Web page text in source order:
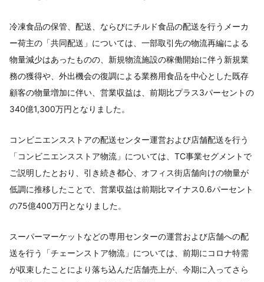
冷凍食品の保管、配送、ならびにチルド食品の配送を行うメーカ
ー荷主の「共同配送」については、一部取引先の物流再編による
物量減少はあったものの、新規物流施設の稼働開始に伴う新規業
務の獲得や、外出機会の復調による業務用食品を中心とした既存
顧客の物量増加に伴い、営業収益は、前期比プラス3パーセントの
340億1,300万円となりました。
コンビニエンスストアの配送センター運営および店舗配送を行う
「コンビニエンスストア物流」については、TC事業セグメントで
ご説明したとおり、引き続き都心、オフィス街店舗向けの物量が
低調に推移したことで、営業収益は前期比マイナス0.6パーセント
の75億400万円となりました。
スーパーマーケットなどの専用センターの運営および店舗への配
送を行う「チェーンストア物流」については、前期にコロナ特需
が収束したことにより落ち込んだ店舗売上が、今期に入ってさら